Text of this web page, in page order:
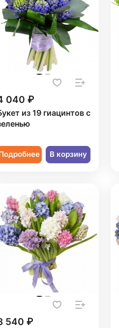
040 ₽
из 19 гиацинтов с
В корзину
540 ₽